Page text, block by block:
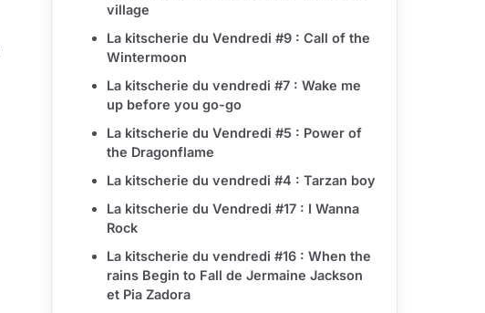
village
La kitscherie du Vendredi #9 : Call of the
Wintermoon
La kitscherie du vendredi #7 : Wake me
up before you go-go
La kitscherie du Vendredi #5 : Power of
the Dragonflame
La kitscherie du vendredi #4 : Tarzan boy
La kitscherie du Vendredi #17 : I Wanna
Rock
La kitscherie du vendredi #16 : When the
rains Begin to Fall de Jermaine Jackson
et Pia Zadora